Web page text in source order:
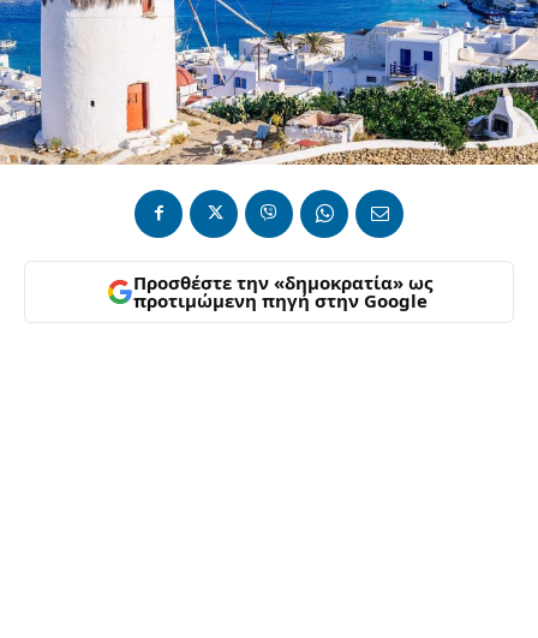
Προσθέστε την «δημοκρατία» ως
προτιμώμενη πηγή στην Google